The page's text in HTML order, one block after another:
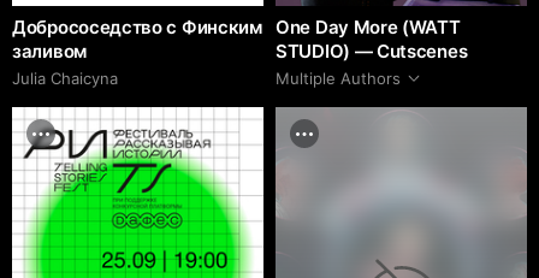
Добрососедство с Финским
заливом
Julia Chaicyna
One Day More (WATT
STUDIO) — Cutscenes
Multiple Authors